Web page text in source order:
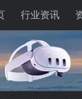
行业资讯